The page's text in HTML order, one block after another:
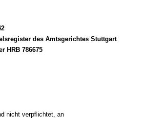
des Amtsgerichtes Stuttgart
HRB 786675
nicht verpflichtet, an